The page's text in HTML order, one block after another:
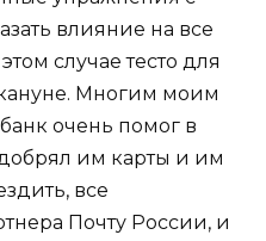
влияние на все
случае тесто для
Многим моим
очень помог в
им карты и им
все
Почту России, и